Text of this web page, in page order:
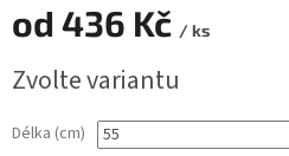
od 436 Kč / ks
cena:
Zvolte variantu
Délka (cm)